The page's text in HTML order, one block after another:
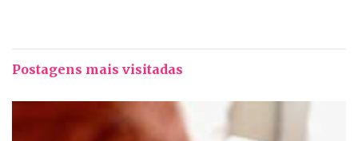
Postagens mais visitadas